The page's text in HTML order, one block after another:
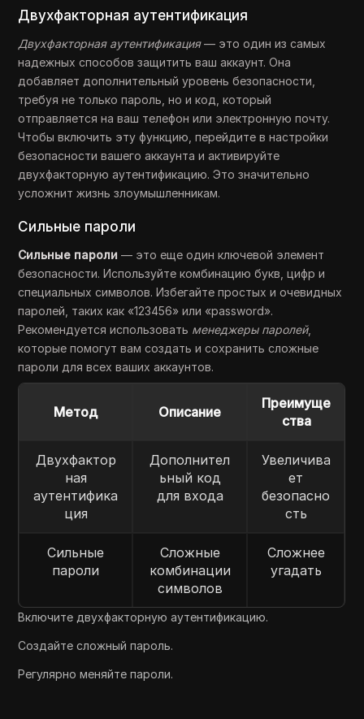
Двухфакторная аутентификация
Двухфакторная аутентификация— это один из самых
надежных способов защитить ваш аккаунт. Она
добавляет дополнительный уровень безопасности,
требуя не только пароль, но и код, который
отправляется на ваш телефон или электронную почту.
Чтобы включить эту функцию, перейдите в настройки
безопасности вашего аккаунта и активируйте
двухфакторную аутентификацию. Это значительно
усложнит жизнь злоумышленникам.
Сильные пароли
Сильные пароли — это еще один ключевой элемент
безопасности. Используйте комбинацию букв, цифр и
специальных символов. Избегайте простых и очевидных
паролей, таких как «123456» или «password».
Рекомендуется использовать менеджеры паролей,
которые помогут вам создать и сохранить сложные
пароли для всех ваших аккаунтов.
Метод Описание
Преимуще
ства
Двухфактор
ная
аутентифика
ция
Дополнител
ьный код
для входа
Увеличива
ет
безопасно
сть
Сильные
пароли
Сложные
комбинации
символов
Сложнее
угадать
Включите двухфакторную аутентификацию.
Создайте сложный пароль.
Регулярно меняйте пароли.